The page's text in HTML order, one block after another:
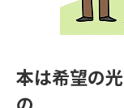
大学入学共通テスト「
配慮案内」の請求
幼稚園教員資格認定試験
本は希望の